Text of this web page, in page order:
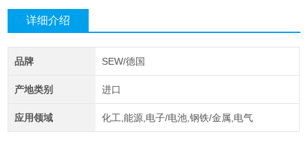
详细介绍
品牌 SEW/德国
产地类别 进口
应用领域 化工,能源,电子/电池,钢铁/金属,电气